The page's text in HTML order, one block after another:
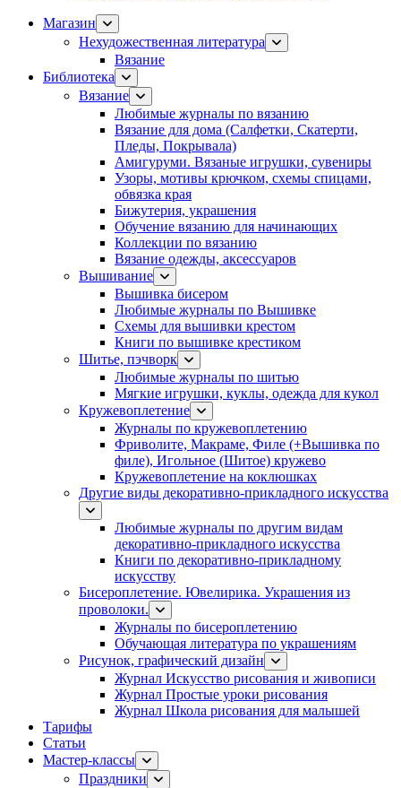
Магазин
Нехудожественная литература
Вязание
Библиотека
Вязание
Любимые журналы по вязанию
Вязание для дома (Салфетки, Скатерти,
Пледы, Покрывала)
Амигуруми. Вязаные игрушки, сувениры
Узоры, мотивы крючком, схемы спицами,
обвязка края
Бижутерия, украшения
Обучение вязанию для начинающих
Коллекции по вязанию
Вязание одежды, аксессуаров
Вышивание
Вышивка бисером
Любимые журналы по Вышивке
Схемы для вышивки крестом
Книги по вышивке крестиком
Шитье, пэчворк
Любимые журналы по шитью
Мягкие игрушки, куклы, одежда для кукол
Кружевоплетение
Журналы по кружевоплетению
Фриволите, Макраме, Филе (+Вышивка по
филе), Игольное (Шитое) кружево
Кружевоплетение на коклюшках
Другие виды декоративно-прикладного искусства
Любимые журналы по другим видам
декоративно-прикладного искусства
Книги по декоративно-прикладному
искусству
Бисероплетение. Ювелирика. Украшения из
проволоки.
Журналы по бисероплетению
Обучающая литература по украшениям
Рисунок, графический дизайн
Журнал Искусство рисования и живописи
Журнал Простые уроки рисования
Журнал Школа рисования для малышей
Тарифы
Статьи
Мастер-классы
Праздники